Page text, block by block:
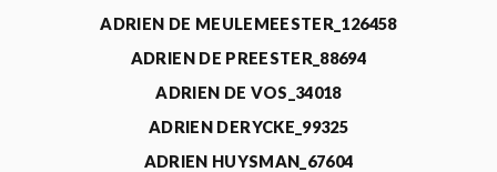
ADRIEN DE MEULEMEESTER_126458
ADRIEN DE PREESTER_88694
ADRIEN DE VOS_34018
ADRIEN DERYCKE_99325
ADRIEN HUYSMAN_67604